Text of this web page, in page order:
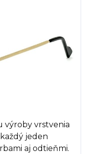
výroby vrstvenia
jeden
aj odtieňmi.